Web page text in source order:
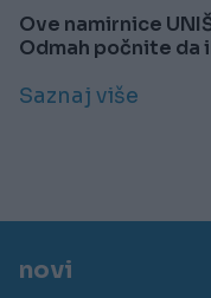
Ove namirnice
Odmah počnite
Saznaj više
novi